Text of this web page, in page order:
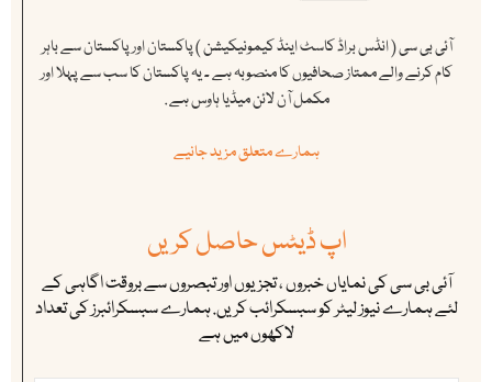
آئی بی سی ( انڈس براڈ کاسٹ اینڈ کیمونیکیشن ) پاکستان اور پاکستان سے باہر
کام کرنے والے ممتاز صحافیوں کا منصوبہ ہے ۔ یہ پاکستان کا سب سے پہلا اور
مکمل آن لائن میڈیا ہاوس ہے .
ہمارے متعلق مزید جانیے
اپ ڈیٹس حاصل کریں
آئی بی سی کی نمایاں خبروں ، تجزیوں اور تبصروں سے بروقت اگاہی کے
لئے ہمارے نیوز لیٹر کو سبسکرائب کریں. ہمارے سبسکرائبرز کی تعداد
لاکھوں میں ہے